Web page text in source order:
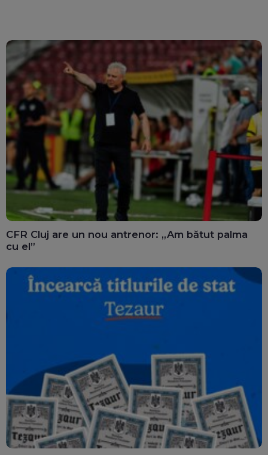
CFR Cluj are un nou antrenor: „Am bătut palma
cu el”